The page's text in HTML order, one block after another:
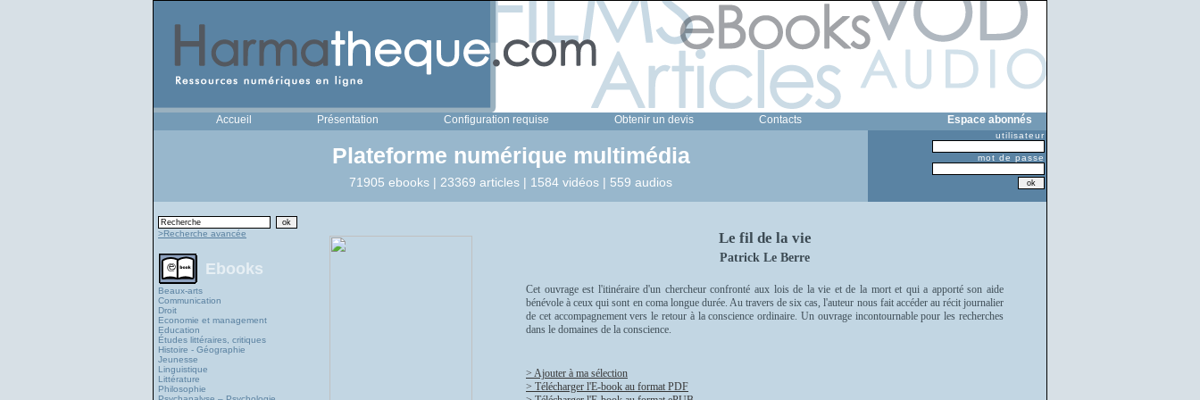
Accueil Présentation Configuration requise Obtenir un devis Contacts Espace abonnés
Plateforme numérique multimédia
71905 ebooks | 23369 articles | 1584 vidéos | 559 audios
utilisateur
mot de passe
>Recherche avancée
Ebooks
Beaux-arts
Communication
Droit
Economie et management
Education
Études littéraires, critiques
Histoire - Géographie
Jeunesse
Linguistique
Littérature
Philosophie
Le fil de la vie
Patrick Le Berre
Cet ouvrage est l'itinéraire d'un chercheur confronté aux lois de la vie et de la mort et qui a apporté son aide
bénévole à ceux qui sont en coma longue durée. Au travers de six cas, l'auteur nous fait accéder au récit journalier
de cet accompagnement vers le retour à la conscience ordinaire. Un ouvrage incontournable pour les recherches
dans le domaines de la conscience.
> Ajouter à ma sélection
> Télécharger l'E-book au format PDF